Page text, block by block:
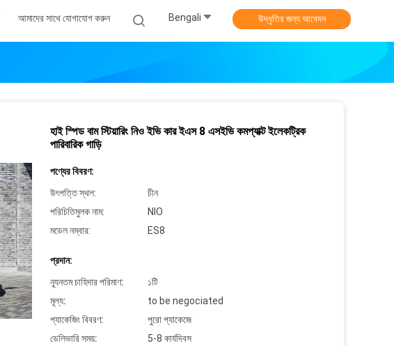
আমাদের সাথে যোগাযোগ করুন Bengali উদ্ধৃতির জন্য আবেদন
হাই স্পিড বাম স্টিয়ারিং নিও ইভি কার ইএস 8 এসইভি কমপ্যাক্ট ইলেকট্রিক
পারিবারিক গাড়ি
পণ্যের বিবরণ:
উৎপত্তি স্থল:
চীন
পরিচিতিমুলক নাম:
NIO
মডেল নম্বার:
ES8
প্রদান:
ন্যূনতম চাহিদার পরিমাণ:
১টি
মূল্য:
to be negociated
প্যাকেজিং বিবরণ:
পুরো প্যাকেজে
ডেলিভারি সময়:
5-8 কার্যদিবস